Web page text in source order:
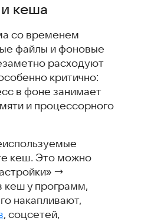
кеша
со временем
файлы и фоновые
расходуют
критично:
в фоне занимает
и процессорного
кеш. Это можно
→
кеш у программ,
накапливают,
, соцсетей,